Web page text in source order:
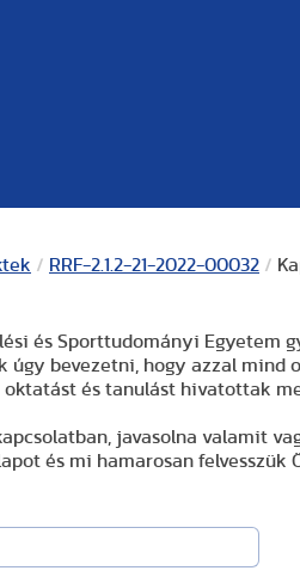
/ RRF-2.1.2-21-2022-00032 /
és Sporttudományi
úgy bevezetni, hogy azzal
és tanulást hivatottak
javasolna valamit
és mi hamarosan felvesszük